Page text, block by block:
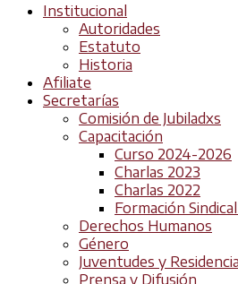
Institucional
Autoridades
Estatuto
Historia
Afiliate
Secretarías
Comisión de Jubiladxs
Capacitación
Curso 2024-2026
Charlas 2023
Charlas 2022
Formación
Derechos Humanos
Género
Juventudes y
Prensa y Difusión